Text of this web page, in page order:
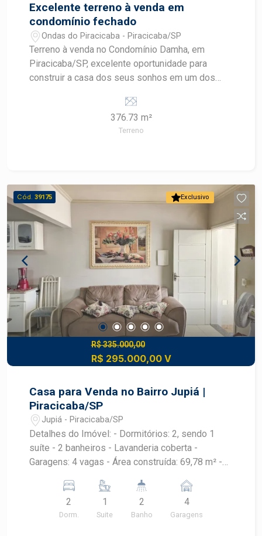
Excelente terreno à venda em
condomínio fechado
Ondas do Piracicaba - Piracicaba/SP
Terreno à venda no Condomínio Damha, em
Piracicaba/SP, excelente oportunidade para
construir a casa dos seus sonhos em um dos
total de 376,73 m² - Localização privilegiada
dentro do condomínio - Condomínio fechado com
segurança 24 horas - Ampla área de lazer com: -
- Campo de futebol society Entre em contato
conosco e agende a sua visita
376.73 m²
Terreno
Exclusivo
Cód. 39175
R$ 335.000,00
R$ 295.000,00 V
Casa para Venda no Bairro Jupiá |
Piracicaba/SP
Jupiá - Piracicaba/SP
Detalhes do Imóvel: - Dormitórios: 2, sendo 1
suíte - 2 banheiros - Lavanderia coberta -
Garagens: 4 vagas - Área construída: 69,78 m² -
Ambientes bem iluminados e ventilados - Sala de
estar aconchegante - Cozinha funcional -
Banheiro com ventilação natural - Quintal amplo,
2
Dorm.
1
Suite
2
Banho
4
Garagens